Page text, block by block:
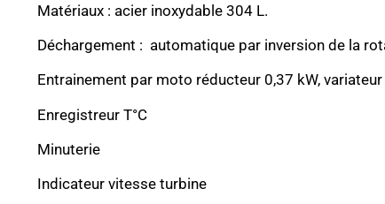
Matériaux : acier inoxydable 304 L.
Déchargement : automatique par inversion de la
Entrainement par moto réducteur 0,37 kW,
Enregistreur T°C
Minuterie
Indicateur vitesse turbine